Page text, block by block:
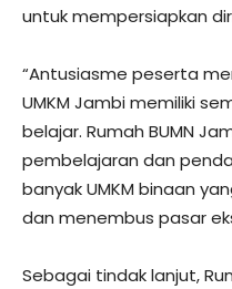
untuk mempersiapkan
“Antusiasme peserta
UMKM Jambi memiliki
belajar. Rumah BUMN
pembelajaran dan
banyak UMKM binaan
dan menembus pasar
Sebagai tindak lanjut,